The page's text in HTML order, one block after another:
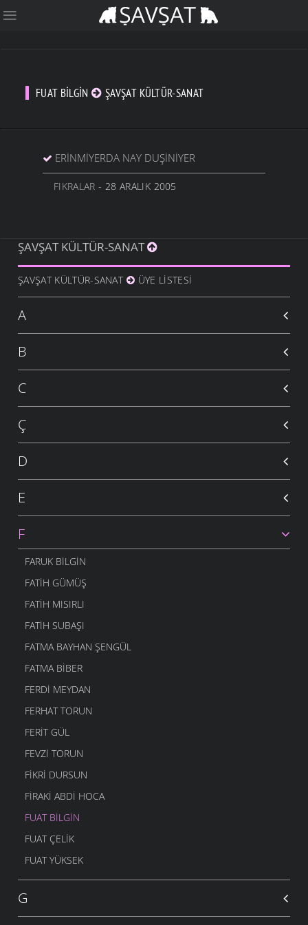
FUAT BILGIN ŞAVŞAT KÜLTÜR-SANAT
ERINMIYERDA NAY DUŞINIYER
FIKRALAR - 28 ARALIK 2005
ŞAVŞAT KÜLTÜR-SANAT
ŞAVŞAT KÜLTÜR-SANAT ÜYE LISTESI
A
B
C
Ç
D
E
F
FARUK BILGIN
FATIH GÜMÜŞ
FATIH MISIRLI
FATIH SUBAŞI
FATMA BAYHAN ŞENGÜL
FATMA BIBER
FERDI MEYDAN
FERHAT TORUN
FERIT GÜL
FEVZI TORUN
FIKRI DURSUN
FIRAKI ABDI HOCA
FUAT BILGIN
FUAT ÇELIK
FUAT YÜKSEK
G